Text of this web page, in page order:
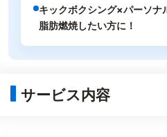
キックボクシング×パーソナ
脂肪燃焼したい方に！
サービス内容